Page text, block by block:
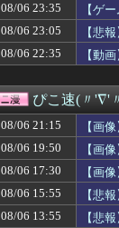
イオンモール熊本
いい歳して独身の
【ポーランド】ポ
【ラブライブ！】す
【有能】政府「トラ
【悲報】W杯後無所
エース級の財務官
【画像】少年院の女
【画像】片山さつき
ネット販売…「品切
【NBA】もしあの
【画像】卓球の張
【新台評価】「スロ
08/06 23:35
【ゲ
08/06 23:05
【悲
08/06 22:35
【動
ぴこ速(〃'∇'
08/06 21:15
【画
08/06 19:50
【画
08/06 17:30
【画
08/06 15:55
【悲
08/06 13:55
【悲